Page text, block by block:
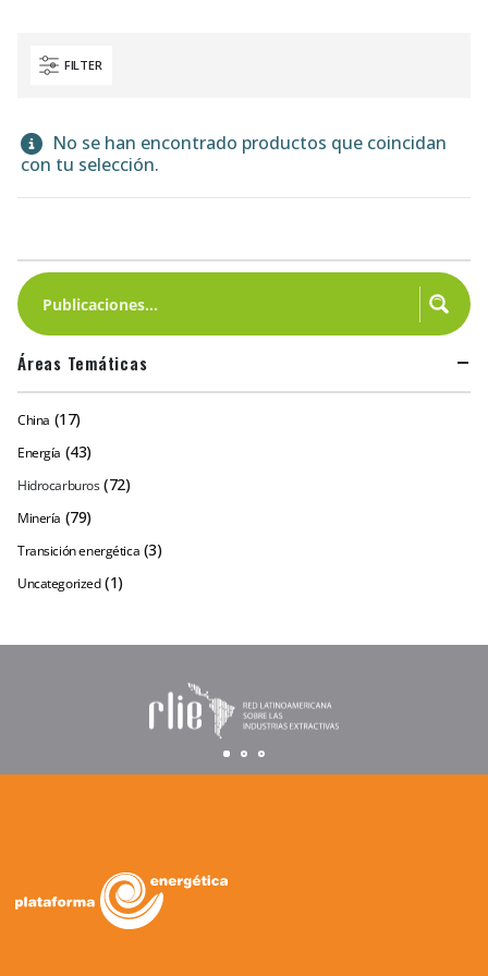
FILTER
No se han encontrado productos que coincidan
con tu selección.
Áreas Temáticas
China (17)
Energía (43)
Hidrocarburos (72)
Minería (79)
Transición energética (3)
Uncategorized (1)